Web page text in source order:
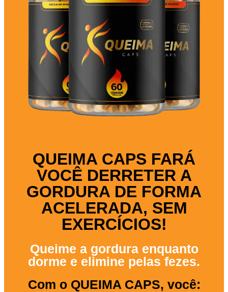
QUEIMA CAPS FARÁ
VOCÊ DERRETER A
GORDURA DE FORMA
ACELERADA, SEM
EXERCÍCIOS!
Queime a gordura enquanto
dorme e elimine pelas fezes.
Com o QUEIMA CAPS, você: